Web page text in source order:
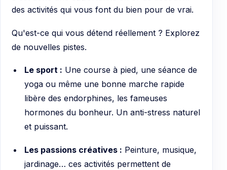
des activités qui vous font du bien pour de vrai.
Qu'est-ce qui vous détend réellement ? Explorez
de nouvelles pistes.
Le sport : Une course à pied, une séance de
yoga ou même une bonne marche rapide
libère des endorphines, les fameuses
hormones du bonheur. Un anti-stress naturel
et puissant.
Les passions créatives : Peinture, musique,
jardinage… ces activités permettent de